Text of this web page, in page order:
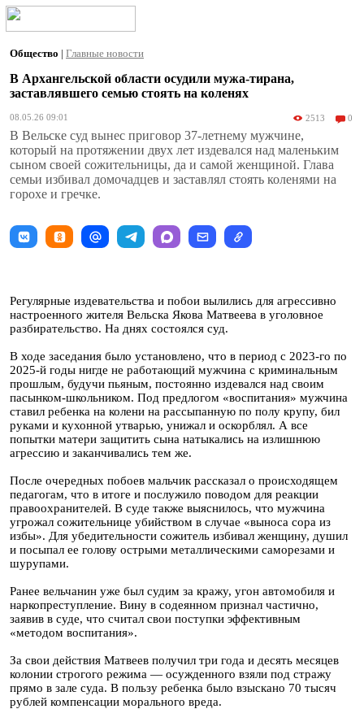
Общество | Главные новости
В Архангельской области осудили мужа-тирана,
заставлявшего семью стоять на коленях
08.05.26 09:01 2513 0
В Вельске суд вынес приговор 37-летнему мужчине,
который на протяжении двух лет издевался над маленьким
сыном своей сожительницы, да и самой женщиной. Глава
семьи избивал домочадцев и заставлял стоять коленями на
горохе и гречке.
Регулярные издевательства и побои вылились для агрессивно
настроенного жителя Вельска Якова Матвеева в уголовное
разбирательство. На днях состоялся суд.
В ходе заседания было установлено, что в период с 2023-го по
2025-й годы нигде не работающий мужчина с криминальным
прошлым, будучи пьяным, постоянно издевался над своим
пасынком-школьником. Под предлогом «воспитания» мужчина
ставил ребенка на колени на рассыпанную по полу крупу, бил
руками и кухонной утварью, унижал и оскорблял. А все
попытки матери защитить сына натыкались на излишнюю
агрессию и заканчивались тем же.
После очередных побоев мальчик рассказал о происходящем
педагогам, что в итоге и послужило поводом для реакции
правоохранителей. В суде также выяснилось, что мужчина
угрожал сожительнице убийством в случае «выноса сора из
избы». Для убедительности сожитель избивал женщину, душил
и посыпал ее голову острыми металлическими саморезами и
шурупами.
Ранее вельчанин уже был судим за кражу, угон автомобиля и
наркопреступление. Вину в содеянном признал частично,
заявив в суде, что считал свои поступки эффективным
«методом воспитания».
За свои действия Матвеев получил три года и десять месяцев
колонии строгого режима — осужденного взяли под стражу
прямо в зале суда. В пользу ребенка было взыскано 70 тысяч
рублей компенсации морального вреда.